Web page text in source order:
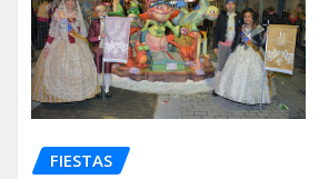
FIESTAS